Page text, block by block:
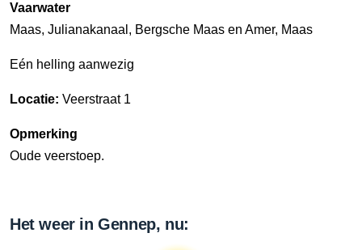
Vaarwater
Maas, Julianakanaal, Bergsche Maas en Amer, Maas
Eén helling aanwezig
Locatie: Veerstraat 1
Opmerking
Oude veerstoep.
Het weer in Gennep, nu: